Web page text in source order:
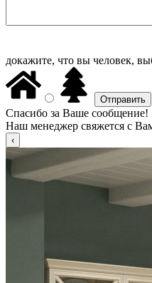
докажите, что вы человек,
Спасибо за Ваше сообщение!
Наш менеджер свяжется с